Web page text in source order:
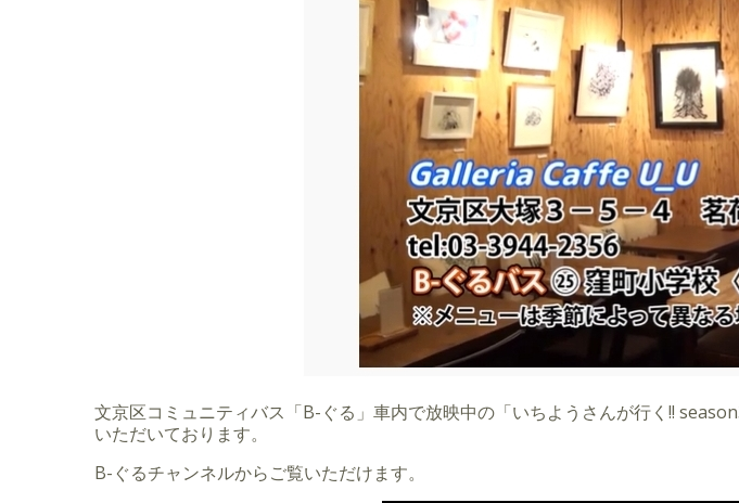
文京区コミュニティバス「B-ぐる」車内で放映中の「いちようさんが行く!!
いただいております。
B-ぐるチャンネルからご覧いただけます。